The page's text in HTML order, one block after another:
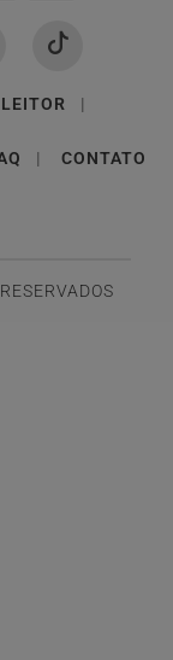
|
| CONTATO